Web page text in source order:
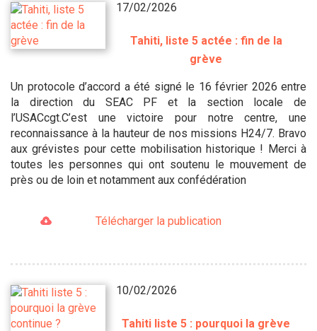
17/02/2026
Tahiti, liste 5 actée : fin de la
grève
Un protocole d’accord a été signé le 16 février 2026 entre
la direction du SEAC PF et la section locale de
l’USACcgt.C’est une victoire pour notre centre, une
reconnaissance à la hauteur de nos missions H24/7. Bravo
aux grévistes pour cette mobilisation historique ! Merci à
toutes les personnes qui ont soutenu le mouvement de
près ou de loin et notamment aux confédération
Télécharger la publication
10/02/2026
Tahiti liste 5 : pourquoi la grève